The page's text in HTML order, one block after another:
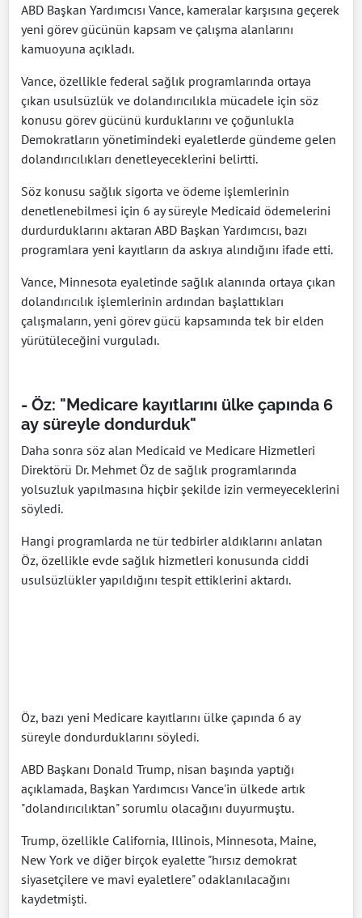
ABD Başkan Yardımcısı Vance, kameralar karşısına geçerek
yeni görev gücünün kapsam ve çalışma alanlarını
kamuoyuna açıkladı.
Vance, özellikle federal sağlık programlarında ortaya
çıkan usulsüzlük ve dolandırıcılıkla mücadele için söz
konusu görev gücünü kurduklarını ve çoğunlukla
Demokratların yönetimindeki eyaletlerde gündeme gelen
dolandırıcılıkları denetleyeceklerini belirtti.
Söz konusu sağlık sigorta ve ödeme işlemlerinin
denetlenebilmesi için 6 ay süreyle Medicaid ödemelerini
durdurduklarını aktaran ABD Başkan Yardımcısı, bazı
programlara yeni kayıtların da askıya alındığını ifade etti.
Vance, Minnesota eyaletinde sağlık alanında ortaya çıkan
dolandırıcılık işlemlerinin ardından başlattıkları
çalışmaların, yeni görev gücü kapsamında tek bir elden
yürütüleceğini vurguladı.
- Öz: "Medicare kayıtlarını ülke çapında 6
ay süreyle dondurduk"
Daha sonra söz alan Medicaid ve Medicare Hizmetleri
Direktörü Dr. Mehmet Öz de sağlık programlarında
yolsuzluk yapılmasına hiçbir şekilde izin vermeyeceklerini
söyledi.
Hangi programlarda ne tür tedbirler aldıklarını anlatan
Öz, özellikle evde sağlık hizmetleri konusunda ciddi
usulsüzlükler yapıldığını tespit ettiklerini aktardı.
Öz, bazı yeni Medicare kayıtlarını ülke çapında 6 ay
süreyle dondurduklarını söyledi.
ABD Başkanı Donald Trump, nisan başında yaptığı
açıklamada, Başkan Yardımcısı Vance'in ülkede artık
"dolandırıcılıktan" sorumlu olacağını duyurmuştu.
Trump, özellikle California, Illinois, Minnesota, Maine,
New York ve diğer birçok eyalette "hırsız demokrat
siyasetçilere ve mavi eyaletlere" odaklanılacağını
kaydetmişti.